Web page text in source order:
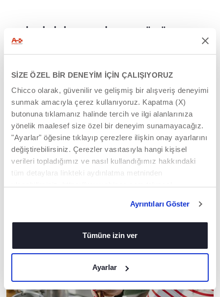
SİZE ÖZEL BİR DENEYİM İÇİN ÇALIŞIYORUZ
Chicco olarak, güvenilir ve gelişmiş bir alışveriş deneyimi
sunmak amacıyla çerez kullanıyoruz. Kapatma (X)
butonuna tıklamanız halinde tercih ve ilgi alanlarınıza
yönelik maalesef size özel bir deneyim sunamayacağız.
"Ayarlar" öğesine tıklayıp çerezlere ilişkin onay ayarlarını
değiştirebilirsiniz. Çerezler vasıtasıyla hangi kişisel
verileri topladığımız ve nasıl kullandığımız hakkındaki
tüm detaylara linkteki aydınlatma metninden
Ayrıntıları Göster
Tümüne izin ver
Ayarlar
İLGINIZI ÇEKEBILECEK ÜRÜNLER
+ RENKLER
Next2Me Bebek Nevresim
+ RENKLER
Next2Me Bebek Nevresim
UZMAN TAVSIYELERIMIZ